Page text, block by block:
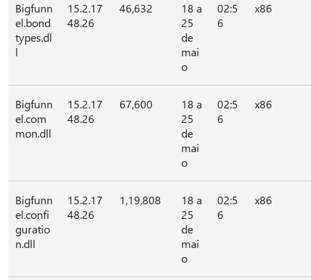
Bigfunn
el.bond
types.dl
l
15.2.17
48.26
46,632
18 a
25
de
mai
o
02:5
6
x86
Bigfunn
el.com
mon.dll
15.2.17
48.26
67,600
18 a
25
de
mai
o
02:5
6
x86
Bigfunn
el.confi
guratio
n.dll
15.2.17
48.26
1,19,808
18 a
25
de
mai
o
02:5
6
x86